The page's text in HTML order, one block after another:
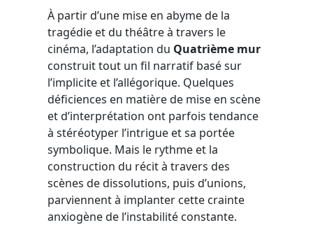
À partir d’une mise en abyme de la
tragédie et du théâtre à travers le
cinéma, l’adaptation du Quatrième mur
construit tout un fil narratif basé sur
l’implicite et l’allégorique. Quelques
déficiences en matière de mise en scène
et d’interprétation ont parfois tendance
à stéréotyper l’intrigue et sa portée
symbolique. Mais le rythme et la
construction du récit à travers des
scènes de dissolutions, puis d’unions,
parviennent à implanter cette crainte
anxiogène de l’instabilité constante.